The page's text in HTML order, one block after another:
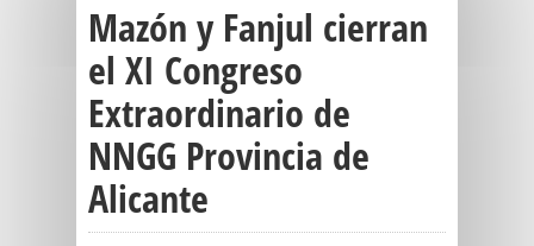
Mazón y Fanjul cierran
el XI Congreso
Extraordinario de
NNGG Provincia de
Alicante